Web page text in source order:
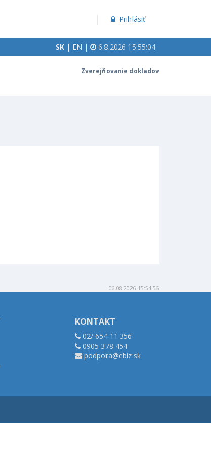
Prihlásiť
SK | EN | 6.8.2026 15:55:04
Zverejňovanie dokladov
06.08.2026 15:54:56
KONTAKT
02/ 654 11 356
0905 378 454
podpora@ebiz.sk